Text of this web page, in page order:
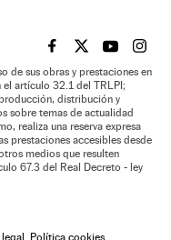
EL PAÍS BRASIL EN
EL PAÍSEL PAÍS
EL
de sus obras y prestaciones en
el artículo 32.1 del TRLPI;
distribución y
sobre temas de actualidad
realiza una reserva expresa
prestaciones accesibles desde
medios que resulten
67.3 del Real Decreto - ley
Política cookies